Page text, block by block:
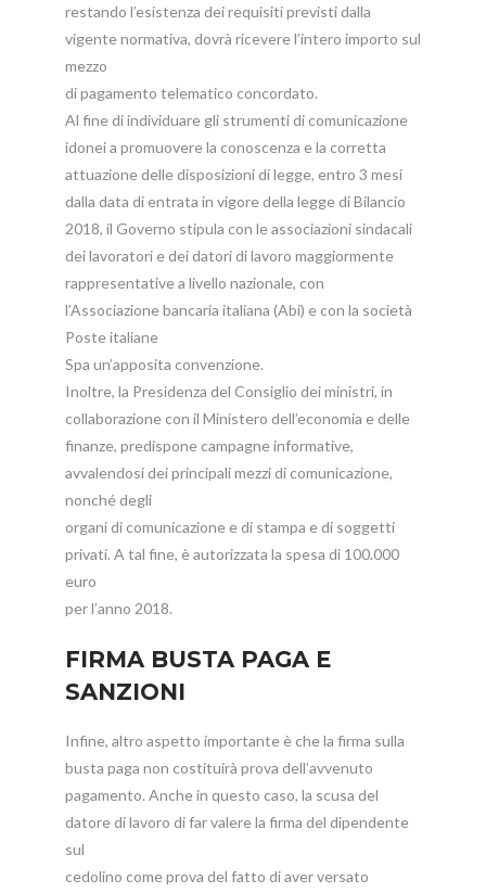
restando l’esistenza dei requisiti previsti dalla
vigente normativa, dovrà ricevere l’intero importo sul
mezzo
di pagamento telematico concordato.
Al fine di individuare gli strumenti di comunicazione
idonei a promuovere la conoscenza e la corretta
attuazione delle disposizioni di legge, entro 3 mesi
dalla data di entrata in vigore della legge di Bilancio
2018, il Governo stipula con le associazioni sindacali
dei lavoratori e dei datori di lavoro maggiormente
rappresentative a livello nazionale, con
l’Associazione bancaria italiana (Abi) e con la società
Poste italiane
Spa un’apposita convenzione.
Inoltre, la Presidenza del Consiglio dei ministri, in
collaborazione con il Ministero dell’economia e delle
finanze, predispone campagne informative,
avvalendosi dei principali mezzi di comunicazione,
nonché degli
organi di comunicazione e di stampa e di soggetti
privati. A tal fine, è autorizzata la spesa di 100.000
euro
per l’anno 2018.
FIRMA BUSTA PAGA E
SANZIONI
Infine, altro aspetto importante è che la firma sulla
busta paga non costituirà prova dell’avvenuto
pagamento. Anche in questo caso, la scusa del
datore di lavoro di far valere la firma del dipendente
sul
cedolino come prova del fatto di aver versato